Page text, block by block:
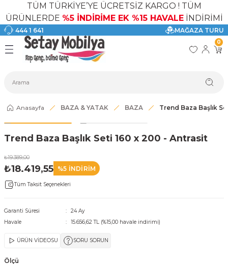
TÜM TÜRKİYE’YE ÜCRETSİZ KARGO ! TÜM
ÜRÜNLERDE %5 İNDİRİME EK %15 HAVALE İNDİRİMİ
444 1 641 MAĞAZA TURU
Geri Dön
Modelleri
Geri Dön
Geri Dön
Geri Dön
Geri Dön
DOLAP MODELLERİ
Geri Dön
ÜRÜNLER 0
Anasayfa BAZA & YATAK BAZA Trend Baza Başlık
Trend Baza Başlık Seti 160 x 200 - Antrasit
₺19.389,00
₺18.419,55 %5 İNDİRİM
Tüm Taksit Seçenekleri
Garanti Süresi
24 Ay
Havale
15.656,62 TL (%15,00 havale indirimi)
ÜRÜN VİDEOSU SORU SORUN
Ölçü